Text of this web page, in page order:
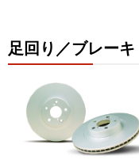
足回り／ブレーキ